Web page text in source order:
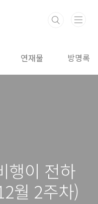
연재물 방명록
행이 전하
월 2주차)